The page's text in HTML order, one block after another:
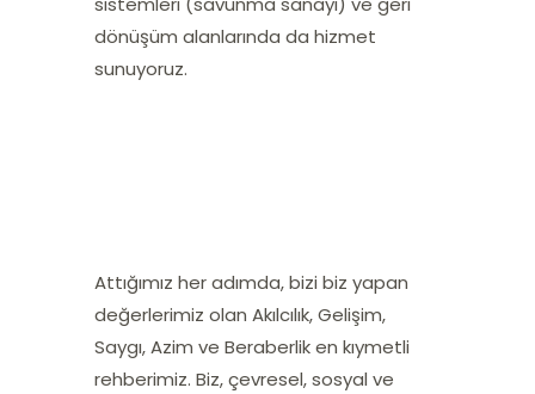
dönüşüm alanlarında da hizmet
sunuyoruz.
Attığımız her adımda, bizi biz yapan
değerlerimiz olan Akılcılık, Gelişim,
Saygı, Azim ve Beraberliken kıymetli
rehberimiz. Biz, çevresel, sosyal ve